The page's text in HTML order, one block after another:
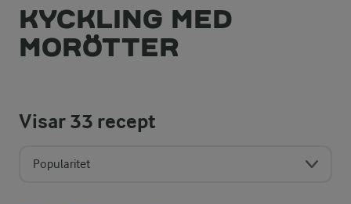
KYCKLING MED
MORÖTTER
Visar33 recept
Popularitet